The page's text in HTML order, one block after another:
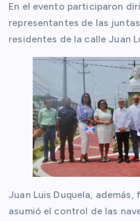
En el evento participaron
representantes de las
residentes de la calle Juan
Juan Luis Duquela,
asumió el control de las